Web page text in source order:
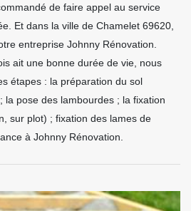
de faire appel au service
Et dans la ville de Chamelet 69620,
entreprise Johnny Rénovation.
ait une bonne durée de vie, nous
étapes : la préparation du sol
la pose des lambourdes ; la fixation
sur plot) ; fixation des lames de
à Johnny Rénovation.